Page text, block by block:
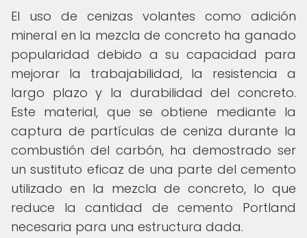
El uso de cenizas volantes como adición
mineral en la mezcla de concreto ha ganado
popularidad debido a su capacidad para
mejorar la trabajabilidad, la resistencia a
largo plazo y la durabilidad del concreto.
Este material, que se obtiene mediante la
captura de partículas de ceniza durante la
combustión del carbón, ha demostrado ser
un sustituto eficaz de una parte del cemento
utilizado en la mezcla de concreto, lo que
reduce la cantidad de cemento Portland
necesaria para una estructura dada.